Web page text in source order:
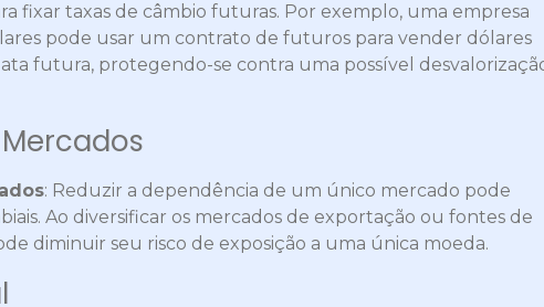
fixar taxas de câmbio futuras. Por exemplo, uma empresa
pode usar um contrato de futuros para vender dólares
futura, protegendo-se contra uma possível
: Reduzir a dependência de um único mercado pode
Ao diversificar os mercados de exportação ou fontes de
diminuir seu risco de exposição a uma única moeda.